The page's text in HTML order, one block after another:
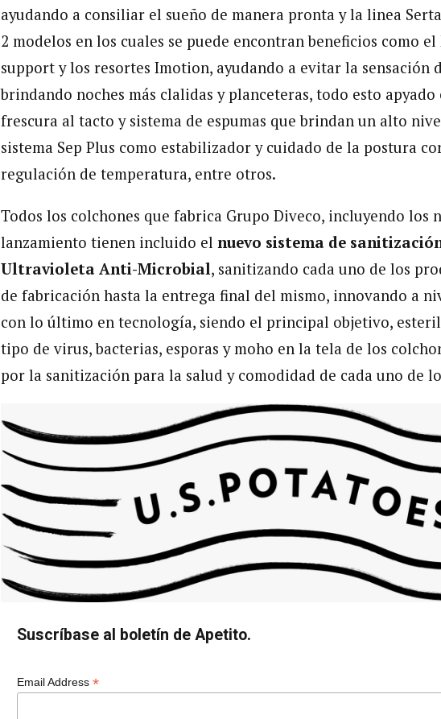
ayudando a consiliar el sueño de manera pronta y la linea
2 modelos en los cuales se puede encontran beneficios como
support y los resortes Imotion, ayudando a evitar la sensación
brindando noches más clalidas y planceteras, todo esto
frescura al tacto y sistema de espumas que brindan un alto
sistema Sep Plus como estabilizador y cuidado de la postura
regulación de temperatura, entre otros.
Todos los colchones que fabrica Grupo Diveco, incluyendo los
lanzamiento tienen incluido el nuevo sistema de
Ultravioleta Anti-Microbial, sanitizando cada uno de los
de fabricación hasta la entrega final del mismo, innovando a
con lo último en tecnología, siendo el principal objetivo,
tipo de virus, bacterias, esporas y moho en la tela de los
por la sanitización para la salud y comodidad de cada uno de
Suscríbase al boletín de Apetito.
Email Address *